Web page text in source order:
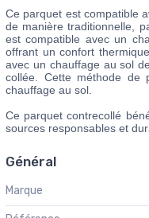
Ce parquet est compatible
de manière traditionnelle,
est compatible avec un
offrant un confort
avec un chauffage au sol
collée. Cette méthode de
chauffage au sol.
Ce parquet contrecollé
sources responsables et
Général
Marque